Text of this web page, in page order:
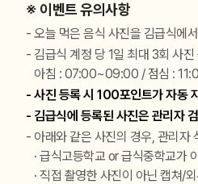
※ 이벤트 유의사항
오늘 먹은 음식 사진을 김급식에
김급식 계정 당 1일 최대 3회 사
아침 : 07:00~09:00 / 점심 :
사진 등록 시 100포인트가 자동
김급식에 등록된 사진은 관리자
아래와 같은 사진의 경우, 관리자
· 급식고등학교 or 급식중학교가
· 직접 촬영한 사진이 아닌 캡쳐/